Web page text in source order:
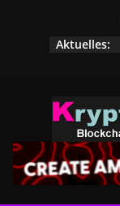
Aktuelles: